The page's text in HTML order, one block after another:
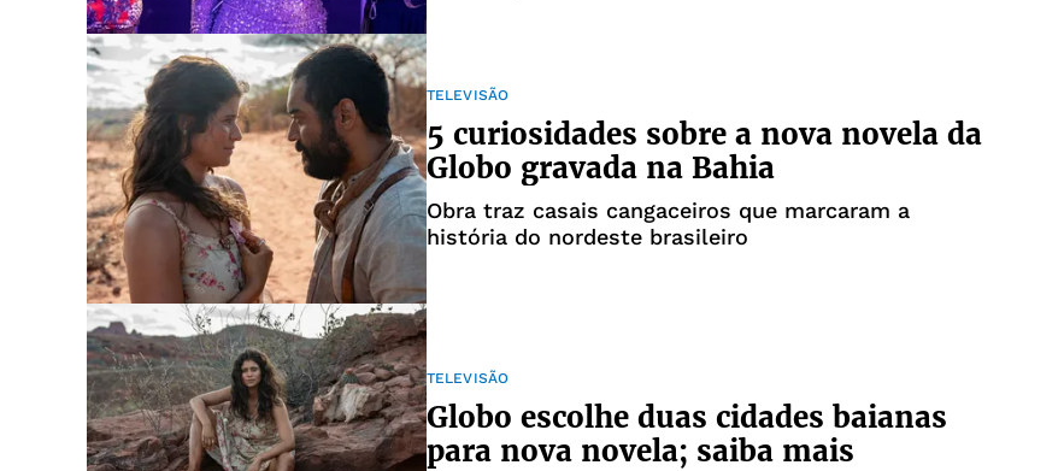
TELEVISÃO
5 curiosidades sobre a nova novela da
Globo gravada na Bahia
Obra traz casais cangaceiros que marcaram a
história do nordeste brasileiro
TELEVISÃO
Globo escolhe duas cidades baianas
para nova novela; saiba mais